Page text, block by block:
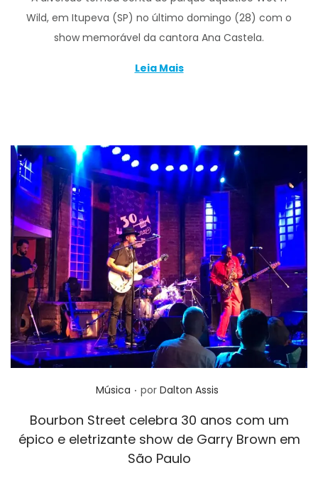
Wild, em Itupeva (SP) no último domingo (28) com o
show memorável da cantora Ana Castela.
Leia Mais
Posted in
Música . por Dalton Assis
Bourbon Street celebra 30 anos com um
épico e eletrizante show de Garry Brown em
São Paulo